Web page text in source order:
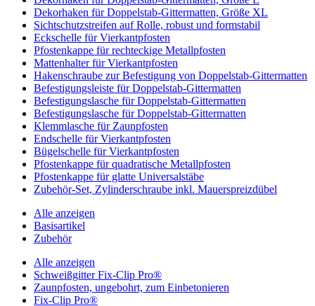
Dekorhaken für Doppelstab-Gittermatten, Größe XL
Sichtschutzstreifen auf Rolle, robust und formstabil
Eckschelle für Vierkantpfosten
Pfostenkappe für rechteckige Metallpfosten
Mattenhalter für Vierkantpfosten
Hakenschraube zur Befestigung von Doppelstab-Gittermatten
Befestigungsleiste für Doppelstab-Gittermatten
Befestigungslasche für Doppelstab-Gittermatten
Befestigungslasche für Doppelstab-Gittermatten
Klemmlasche für Zaunpfosten
Endschelle für Vierkantpfosten
Bügelschelle für Vierkantpfosten
Pfostenkappe für quadratische Metallpfosten
Pfostenkappe für glatte Universalstäbe
Zubehör-Set, Zylinderschraube inkl. Mauerspreizdübel
Alle anzeigen
Basisartikel
Zubehör
Alle anzeigen
Schweißgitter Fix-Clip Pro®
Zaunpfosten, ungebohrt, zum Einbetonieren
Fix-Clip Pro®